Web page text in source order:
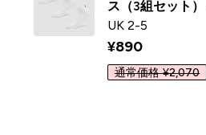
ス（3組セット
UK 2-5
¥890‎
通常価格 ¥2,070